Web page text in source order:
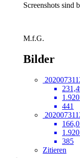
Screenshots sind
M.f.G.
Bilder
441
385
Zitieren